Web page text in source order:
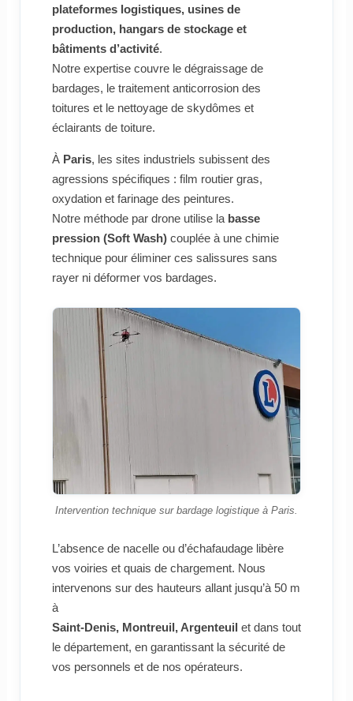
plateformes logistiques, usines de
production, hangars de stockage et
bâtiments d’activité.
Notre expertise couvre le dégraissage de
bardages, le traitement anticorrosion des
toitures et le nettoyage de skydômes et
éclairants de toiture.
À Paris, les sites industriels subissent des
agressions spécifiques : film routier gras,
oxydation et farinage des peintures.
Notre méthode par drone utilise la basse
pression (Soft Wash)couplée à une chimie
technique pour éliminer ces salissures sans
rayer ni déformer vos bardages.
Intervention technique sur bardage logistique à Paris.
L’absence de nacelle ou d’échafaudage libère
vos voiries et quais de chargement. Nous
intervenons sur des hauteurs allant jusqu’à 50 m
à
Saint-Denis, Montreuil, Argenteuil et dans tout
le département, en garantissant la sécurité de
vos personnels et de nos opérateurs.